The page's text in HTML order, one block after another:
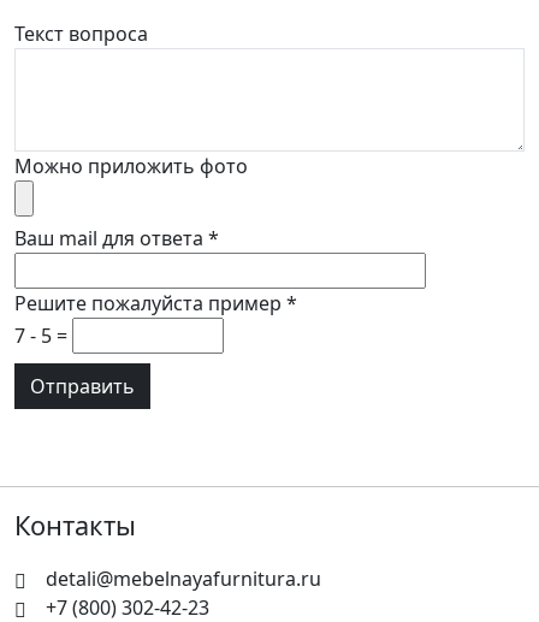
Текст вопроса
Можно приложить фото
Ваш mail для ответа *
Решите пожалуйста пример *
7 - 5 =
Контакты
detali@mebelnayafurnitura.ru
+7 (800) 302-42-23